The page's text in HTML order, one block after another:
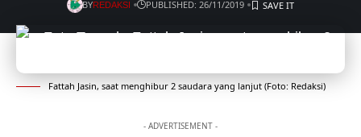
BYREDAKSI PUBLISHED: 26/11/2019
Fattah Jasin, saat menghibur 2 saudara yang lanjut (Foto: Redaksi)
- ADVERTISEMENT -